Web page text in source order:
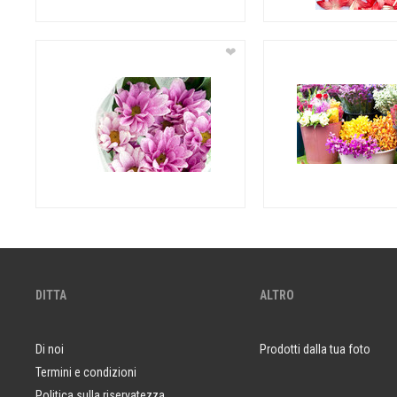
❤
DITTA
Di noi
Termini e condizioni
ALTRO
Prodotti dalla tua foto